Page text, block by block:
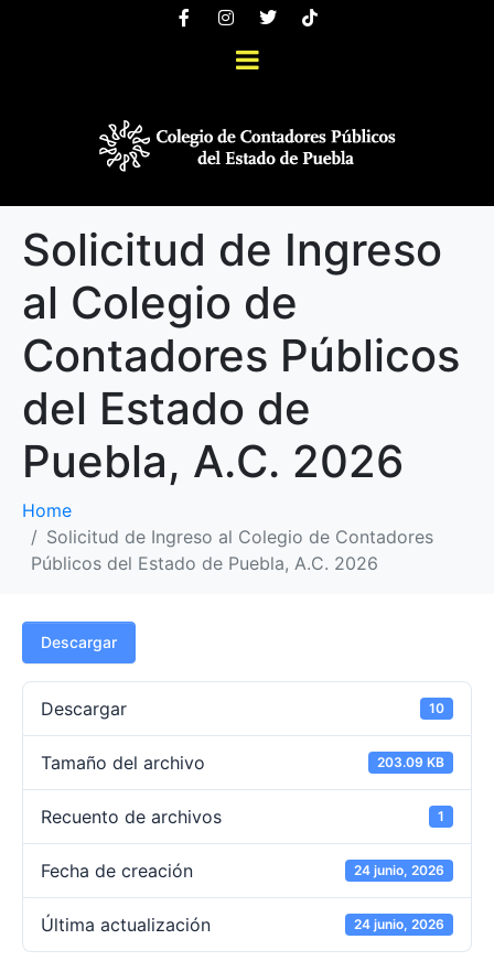
Solicitud de Ingreso
al Colegio de
Contadores Públicos
del Estado de
Puebla, A.C. 2026
Home
Solicitud de Ingreso al Colegio de Contadores
Públicos del Estado de Puebla, A.C. 2026
Descargar
Descargar 10
Tamaño del archivo 203.09 KB
Recuento de archivos 1
Fecha de creación 24 junio, 2026
Última actualización 24 junio, 2026